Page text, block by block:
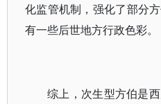
化监管机制，强化了部分
有一些后世地方行政色彩。
综上，次生型方伯是